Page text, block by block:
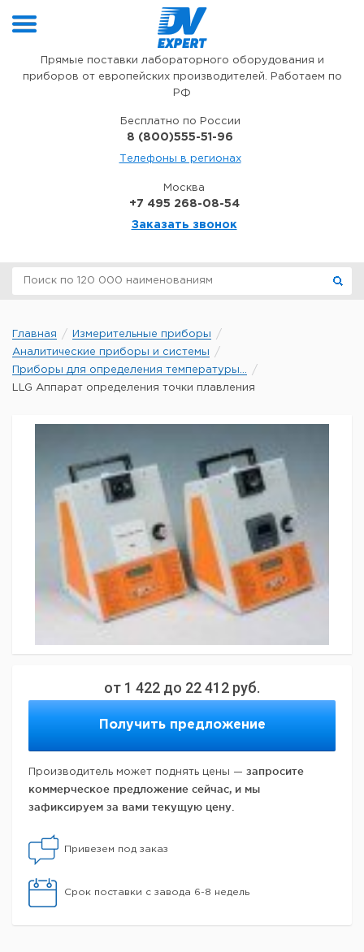
Прямые поставки лабораторного оборудования и
приборов от европейских производителей. Работаем по
РФ
Бесплатно по России
8 (800)555-51-96
Телефоны в регионах
Москва
+7 495 268-08-54
Заказать звонок
Главная
Измерительные приборы
Аналитические приборы и системы
Приборы для определения температуры...
LLG Аппарат определения точки плавления
от 1 422 до 22 412 руб.
Получить предложение
Производитель может поднять цены — запросите
коммерческое предложение сейчас, и мы
зафиксируем за вами текущую цену.
Привезем под заказ
Срок поставки с завода 6-8 недель